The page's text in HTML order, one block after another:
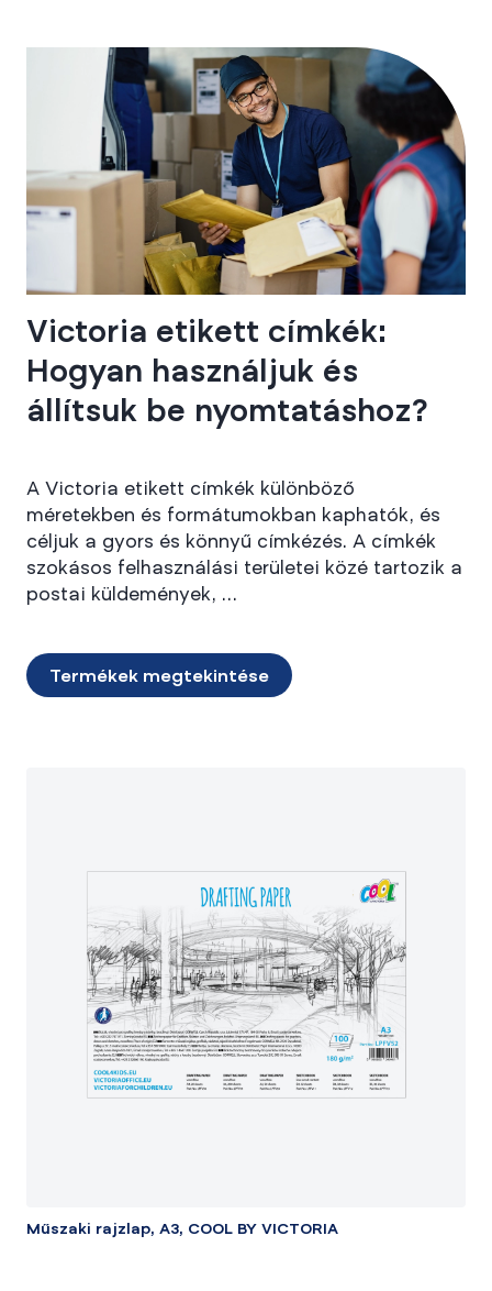
Victoria etikett címkék:
Hogyan használjuk és
állítsuk be nyomtatáshoz?
A Victoria etikett címkék különböző
méretekben és formátumokban kaphatók, és
céljuk a gyors és könnyű címkézés. A címkék
szokásos felhasználási területei közé tartozik a
postai küldemények, …
Termékek megtekintése
Műszaki rajzlap, A3, COOL BY VICTORIA